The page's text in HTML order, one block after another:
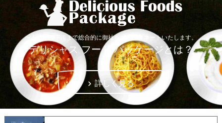
〜上流から下流まで総合的に御社をコーディネートいたします。
デリシャス フード パッケージとは？
詳しく見る